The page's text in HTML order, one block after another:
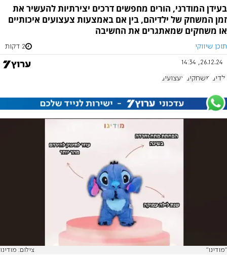
בעידן המודרני, הורים מחפשים דרכים יצירתיות להעשיר את
זמן המשחק של ילדיהם, בין אם באמצעות צעצועים איכותיים
או משחקים שמאתגרים את החשיבה
תוכן שיווקי 2 דקות
26.12.24, 14:34
ילדים משחקים צעצועים
"מודינו" צילום: מודינו